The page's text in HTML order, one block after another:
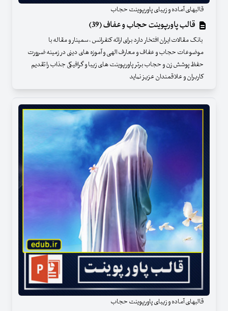
قالبهای آماده و زیبای پاورپوینت حجاب
قالب پاورپوینت حجاب و عفاف (39)
بانک مقالات ایران افتخار دارد برای ارائه کنفرانس ، سمینار و مقاله با
موضوعات حجاب و عفاف و معارف الهی و آموزه های دینی در زمینه ضرورت
حفظ پوشش زن و حجاب برتر پاورپوینت های زیبا و گرافیکی جذاب را تقدیم
کاربران و علاقمندان عزیز نماید
قالبهای آماده و زیبای پاورپوینت حجاب